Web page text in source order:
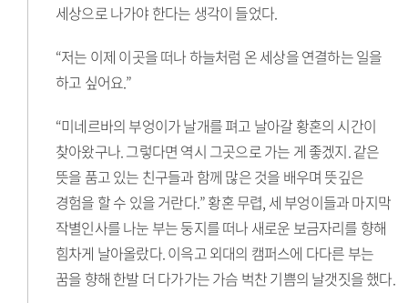
세상으로 나가야 한다는 생각이 들었다.
“저는 이제 이곳을 떠나 하늘처럼 온 세상을 연결하는 일을
하고 싶어요.”
“미네르바의 부엉이가 날개를 펴고 날아갈 황혼의 시간이
찾아왔구나. 그렇다면 역시 그곳으로 가는 게 좋겠지. 같은
뜻을 품고 있는 친구들과 함께 많은 것을 배우며 뜻깊은
경험을 할 수 있을 거란다.” 황혼 무렵, 세 부엉이들과 마지막
작별인사를 나눈 부는 둥지를 떠나 새로운 보금자리를 향해
힘차게 날아올랐다. 이윽고 외대의 캠퍼스에 다다른 부는
꿈을 향해 한발 더 다가가는 가슴 벅찬 기쁨의 날갯짓을 했다.